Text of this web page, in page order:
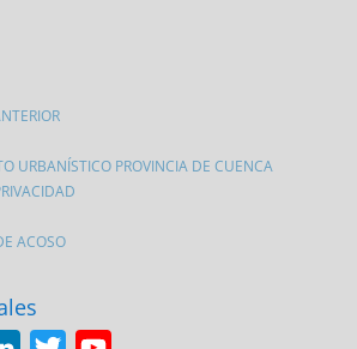
URBANÍSTICO PROVINCIA DE CUENCA
ACOSO